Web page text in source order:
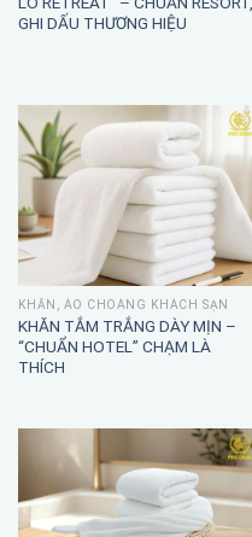
SET KHĂN THÊU LOGO “MƯỜNG
LÒ RETREAT” – CHUẨN RESORT,
KHĂN, ÁO CHOÀNG KHÁCH SẠN
KHĂN TẮM TRẮNG DÀY MỊN –
“CHUẨN HOTEL” CHẠM LÀ